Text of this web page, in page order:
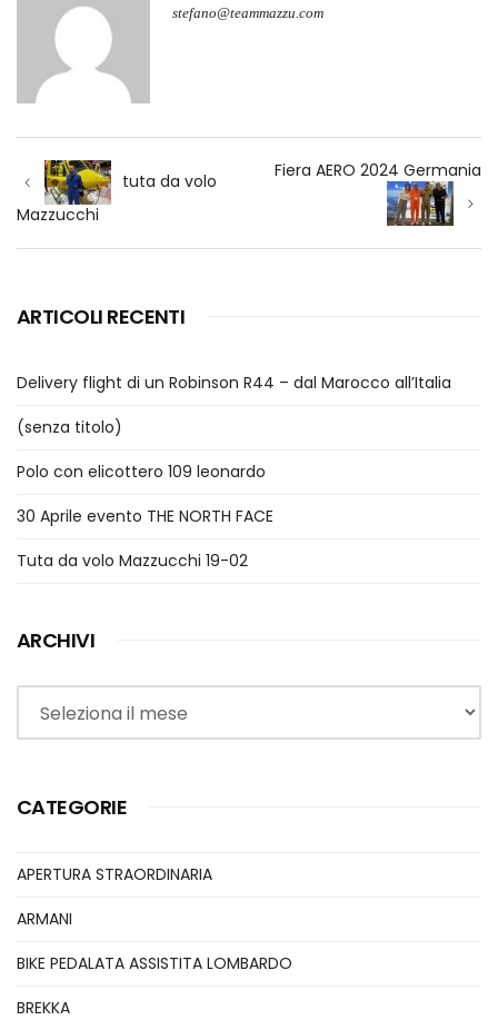
stefano@teammazzu.com
Navigazione
articoli
tuta da volo
Mazzucchi
Fiera AERO 2024 Germania
ARTICOLI RECENTI
Delivery flight di un Robinson R44 – dal Marocco all’Italia
(senza titolo)
Polo con elicottero 109 leonardo
30 Aprile evento THE NORTH FACE
Tuta da volo Mazzucchi 19-02
ARCHIVI
Archivi
CATEGORIE
APERTURA STRAORDINARIA
ARMANI
BIKE PEDALATA ASSISTITA LOMBARDO
BREKKA